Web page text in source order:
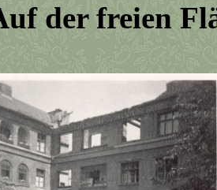
der freien